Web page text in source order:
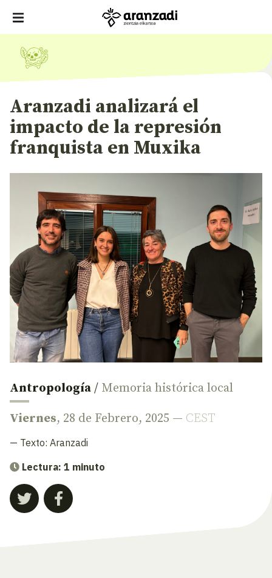
Aranzadi analizará el
impacto de la represión
franquista en Muxika
Antropología / Memoria histórica local
Viernes, 28 de Febrero, 2025 — CEST
— Texto: Aranzadi
Lectura: 1 minuto